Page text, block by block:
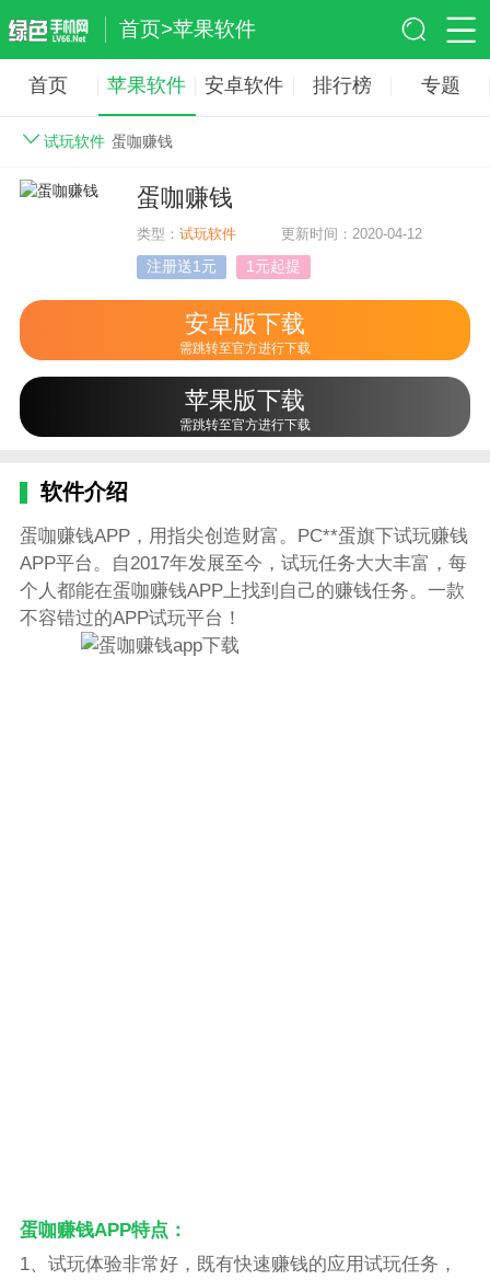
首页>苹果软件
首页 苹果软件 安卓软件 排行榜 专题
试玩软件 蛋咖赚钱
蛋咖赚钱
类型：试玩软件 更新时间：2020-04-12
注册送1元 1元起提
安卓版下载
需跳转至官方进行下载
苹果版下载
需跳转至官方进行下载
软件介绍
蛋咖赚钱APP，用指尖创造财富。PC**蛋旗下试玩赚钱
APP平台。自2017年发展至今，试玩任务大大丰富，每
个人都能在蛋咖赚钱APP上找到自己的赚钱任务。一款
不容错过的APP试玩平台！
蛋咖赚钱APP特点：
1、试玩体验非常好，既有快速赚钱的应用试玩任务，